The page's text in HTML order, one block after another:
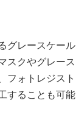
グレースケール
スクやグレース
フォトレジスト
することも可能